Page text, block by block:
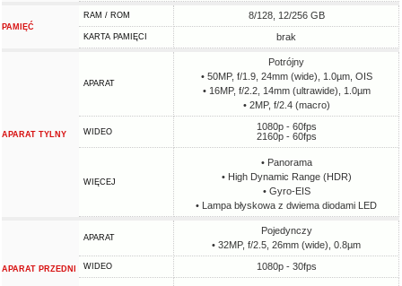
PAMIĘĆ
RAM / ROM 8/128, 12/256 GB
KARTA PAMIĘCI brak
APARAT TYLNY
APARAT
Potrójny
• 50MP, f/1.9, 24mm (wide), 1.0µm, OIS
• 16MP, f/2.2, 14mm (ultrawide), 1.0µm
• 2MP, f/2.4 (macro)
WIDEO
1080p - 60fps
2160p - 60fps
WIĘCEJ
• Panorama
• High Dynamic Range (HDR)
• Gyro-EIS
• Lampa błyskowa z dwiema diodami LED
APARAT PRZEDNI
APARAT
Pojedynczy
• 32MP, f/2.5, 26mm (wide), 0.8µm
WIDEO 1080p - 30fps